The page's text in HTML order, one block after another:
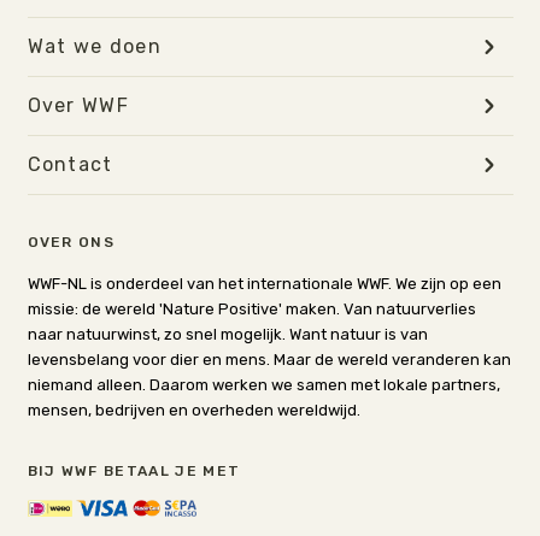
OVER ONS
WWF-NL is onderdeel van het internationale WWF. We zijn op een
missie: de wereld 'Nature Positive' maken. Van natuurverlies
naar natuurwinst, zo snel mogelijk. Want natuur is van
levensbelang voor dier en mens. Maar de wereld veranderen kan
niemand alleen. Daarom werken we samen met lokale partners,
mensen, bedrijven en overheden wereldwijd.
BIJ WWF BETAAL JE MET
Wat we doen
Over WWF
Contact